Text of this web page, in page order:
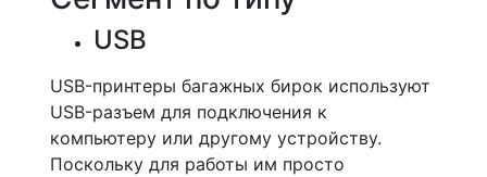
USB
USB-принтеры багажных бирок используют
USB-разъем для подключения к
компьютеру или другому устройству.
Поскольку для работы им просто